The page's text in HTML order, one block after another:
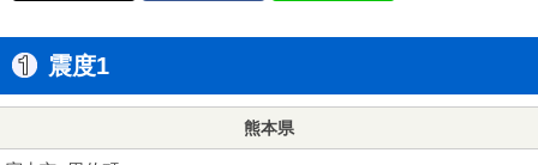
震度1
熊本県